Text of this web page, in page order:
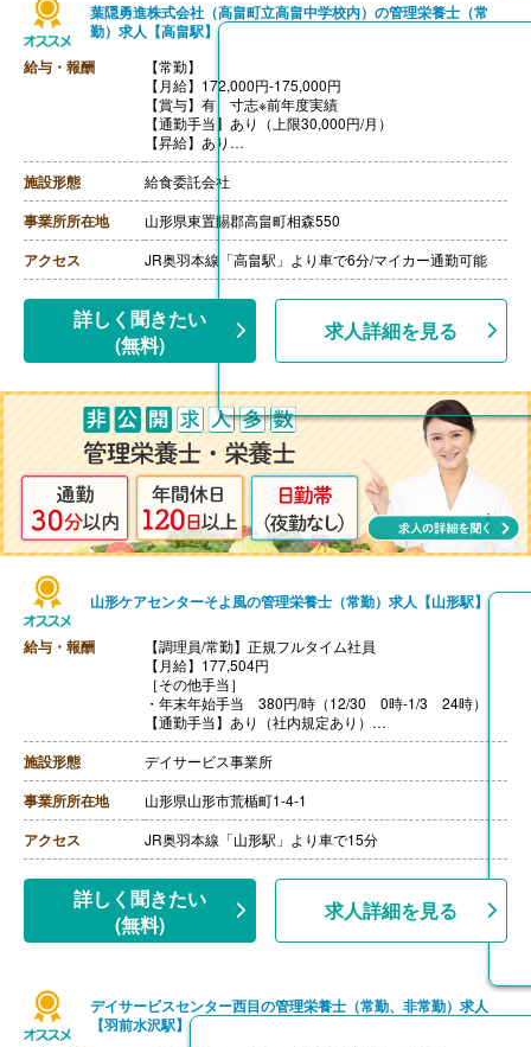
葉隠勇進株式会社（高畠町立高畠中学校内）の管理栄養士（常
勤）求人【高畠駅】
給与・報酬
【常勤】
【月給】172,000円-175,000円
【賞与】有 寸志※前年度実績
【通勤手当】あり（上限30,000円/月）
【昇給】あり
【退職金】あり
施設形態 給食委託会社
事業所所在地 山形県東置賜郡高畠町相森550
アクセス JR奥羽本線「高畠駅」より車で6分/マイカー通勤可能
詳しく聞きたい
(無料)
求人詳細を見る
山形ケアセンターそよ風の管理栄養士（常勤）求人【山形駅】
給与・報酬
【調理員/常勤】正規フルタイム社員
【月給】177,504円
［その他手当］
・年末年始手当 380円/時（12/30 0時-1/3 24時）
【通勤手当】あり（社内規定あり）
【賞与】あり（年2回寸志）
【昇給】年1回（4月）
【特別報酬（年1回）】厨房職:平均267,000円（2025年6
月支給実績）
※職種、雇用形態、在籍期間、会社の業績等によって支
給額は異なる。
【退職金】なし
施設形態 デイサービス事業所
事業所所在地 山形県山形市荒楯町1-4-1
アクセス JR奥羽本線「山形駅」より車で15分
詳しく聞きたい
(無料)
求人詳細を見る
デイサービスセンター西目の管理栄養士（常勤、非常勤）求人
【羽前水沢駅】